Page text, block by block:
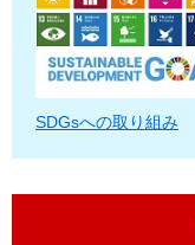
SDGsへの取り組み